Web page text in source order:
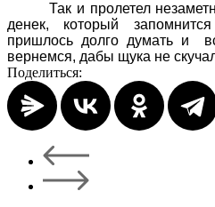
Так и пролетел
денек, который
пришлось долго думать и
вернемся, дабы щука не
Поделиться: